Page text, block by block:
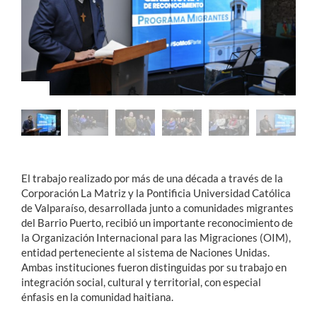
Académicos
Funcionarios
Alumni
English
El trabajo realizado por más de una década a través de la
Corporación La Matriz y la Pontificia Universidad Católica
de Valparaíso, desarrollada junto a comunidades migrantes
del Barrio Puerto, recibió un importante reconocimiento de
la Organización Internacional para las Migraciones (OIM),
entidad perteneciente al sistema de Naciones Unidas.
Ambas instituciones fueron distinguidas por su trabajo en
integración social, cultural y territorial, con especial
énfasis en la comunidad haitiana.